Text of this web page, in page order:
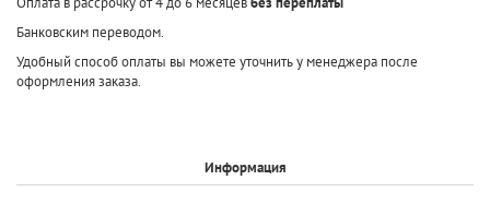
Банковским переводом.
Удобный способ оплаты вы можете уточнить у менеджера после
оформления заказа.
Информация